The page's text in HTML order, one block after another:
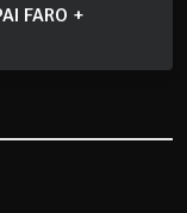
FARO +